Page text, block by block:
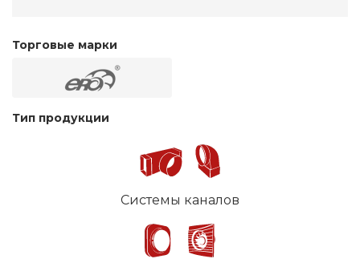
Торговые марки
Тип продукции
Системы каналов